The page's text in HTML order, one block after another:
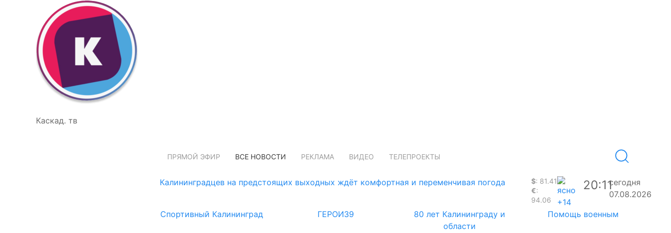
Каскад. тв
ПРЯМОЙ ЭФИР ВСЕ НОВОСТИ РЕКЛАМА ВИДЕО ТЕЛЕПРОЕКТЫ
Калининградцев на предстоящих выходных ждёт комфортная и переменчивая погода $: 81.41
€:
94.06
+14
20:11сегодня
07.08.2026
Спортивный Калининград
ГЕРОИ39
80 лет Калининграду и
области
Помощь военным